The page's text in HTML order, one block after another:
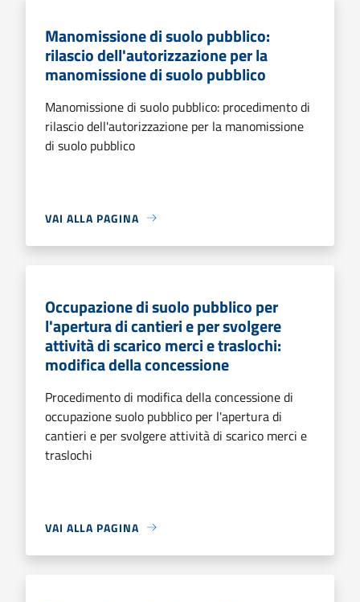
Manomissione di suolo pubblico:
rilascio dell'autorizzazione per la
manomissione di suolo pubblico
Manomissione di suolo pubblico: procedimento di
rilascio dell'autorizzazione per la manomissione
di suolo pubblico
VAI ALLA PAGINA
Occupazione di suolo pubblico per
l'apertura di cantieri e per svolgere
attività di scarico merci e traslochi:
modifica della concessione
Procedimento di modifica della concessione di
occupazione suolo pubblico per l'apertura di
cantieri e per svolgere attività di scarico merci e
traslochi
VAI ALLA PAGINA